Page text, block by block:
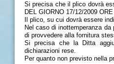
Si precisa che il plico dovrà
DEL GIORNO 17/12/2009
Il plico, su cui dovrà essere
Nel caso di inottemperanza
di provvedere alla fornitura
Si precisa che la Ditta
dichiarazioni rese.
Per quanto non previsto nella